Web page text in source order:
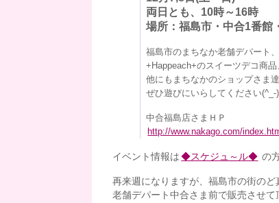
両日とも、10時～16時
場所：福島市・中合1番館
福島市のまちなか老舗デパート
+Happeach+のスイーツデコ商
他にもまちなかのショップさま
ぜひ遊びにいらしてください
中合福島店さまＨＰ
http://www.nakago.com/
イベント情報は ◆スケジュ～ル◆ の
再来週になりますが、福島市の街のど
老舗デパート中合さま前で販売させて